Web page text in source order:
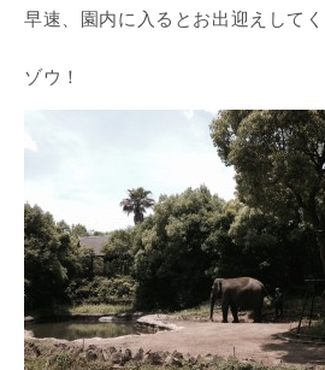
早速、園内に入るとお出迎えして
ゾウ！